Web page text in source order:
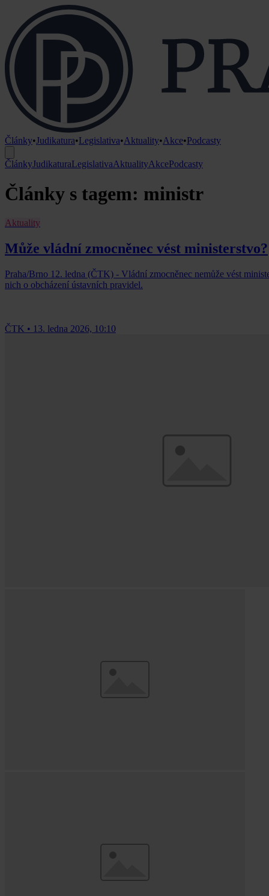
Články•Judikatura•Legislativa•Aktuality•Akce•Podcasty
ČlánkyJudikaturaLegislativaAktualityAkcePodcasty
Články s tagem: ministr
Aktuality
Může vládní zmocněnec vést ministerstvo?
Praha/Brno 12. ledna (ČTK) - Vládní zmocněnec nemůže vést
nich o obcházení ústavních pravidel.
ČTK • 13. ledna 2026, 10:10